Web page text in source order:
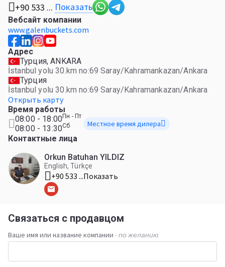
+90 533 ... Показать
Вебсайт компании
www.galenbuckets.com
Адрес
Турция, ANKARA
İstanbul yolu 30.km no:69 Saray/Kahramankazan/Ankara
Турция
İstanbul yolu 30.km no:69 Saray/Kahramankazan/Ankara
Открыть карту
Время работы
08:00 - 18:00Пн - Пт
08:00 - 13:30Сб Местное время дилера
Контактные лица
Orkun Batuhan YILDIZ
English, Türkçe
+90 533 ...Показать
Связаться с продавцом
Ваше имя или название компании - по желанию